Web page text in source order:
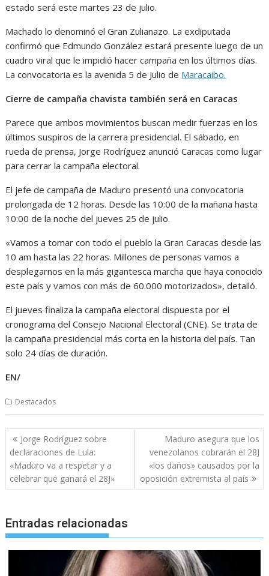
estado será este martes 23 de julio.
Machado lo denominó el Gran Zulianazo. La exdiputada
confirmó que Edmundo González estará presente luego de un
cuadro viral que le impidió hacer campaña en los últimos días.
La convocatoria es la avenida 5 de Julio de Maracaibo.
Cierre de campaña chavista también será en Caracas
Parece que ambos movimientos buscan medir fuerzas en los
últimos suspiros de la carrera presidencial. El sábado, en
rueda de prensa, Jorge Rodríguez anunció Caracas como lugar
para cerrar la campaña electoral.
El jefe de campaña de Maduro presentó una convocatoria
prolongada de 12 horas. Desde las 10:00 de la mañana hasta
10:00 de la noche del jueves 25 de julio.
«Vamos a tomar con todo el pueblo la Gran Caracas desde las
10 am hasta las 22 horas. Millones de personas vamos a
desplegarnos en la más gigantesca marcha que haya conocido
este país y vamos con más de 60.000 motorizados», detalló.
El jueves finaliza la campaña electoral dispuesta por el
cronograma del Consejo Nacional Electoral (CNE). Se trata de
la campaña presidencial más corta en la historia del país. Tan
solo 24 días de duración.
EN/
Destacados
Navegación
de
entradas
Jorge Rodríguez sobre
declaraciones de Lula:
«Maduro va a respetar y a
celebrar que ganará el 28J»
Maduro asegura que los
venezolanos cobrarán el 28J
«los daños» causados por la
oposición extremista al país
Entradas relacionadas